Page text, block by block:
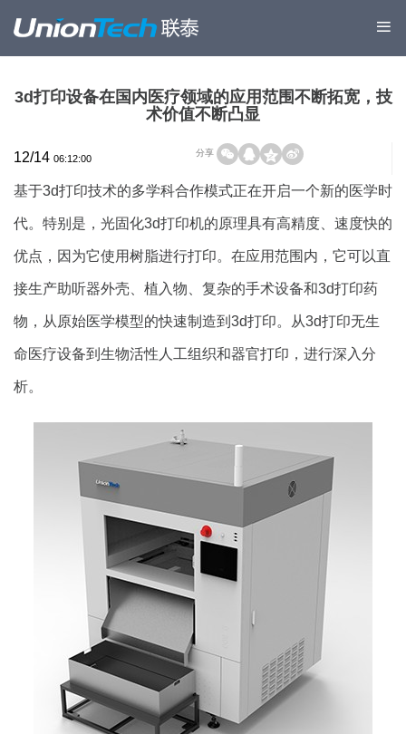
3d打印设备在国内医疗领域的应用范围不断拓宽，技
术价值不断凸显
12/14 06:12:00
分享
基于3d打印技术的多学科合作模式正在开启一个新的医学时
代。特别是，光固化3d打印机的原理具有高精度、速度快的
优点，因为它使用树脂进行打印。在应用范围内，它可以直
接生产助听器外壳、植入物、复杂的手术设备和3d打印药
物，从原始医学模型的快速制造到3d打印。从3d打印无生
命医疗设备到生物活性人工组织和器官打印，进行深入分
析。